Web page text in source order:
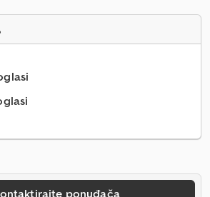
ponuđača